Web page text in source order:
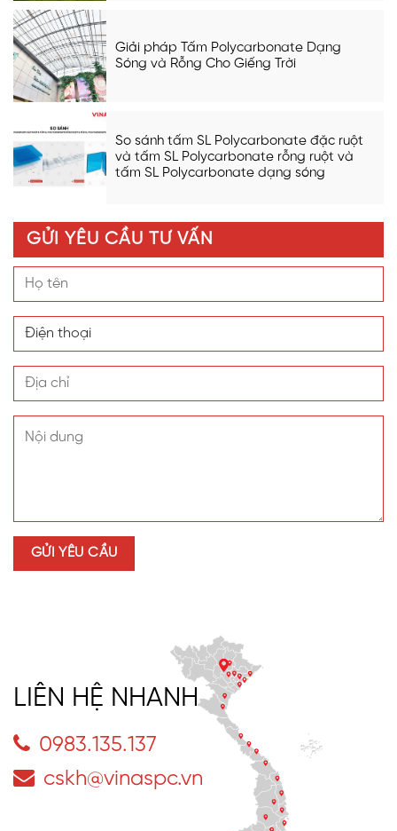
Giải pháp Tấm Polycarbonate Dạng
Sóng và Rỗng Cho Giếng Trời
So sánh tấm SL Polycarbonate đặc ruột
và tấm SL Polycarbonate rỗng ruột và
tấm SL Polycarbonate dạng sóng
GỬI YÊU CẦU TƯ VẤN
LIÊN HỆ NHANH
0983.135.137
cskh@vinaspc.vn